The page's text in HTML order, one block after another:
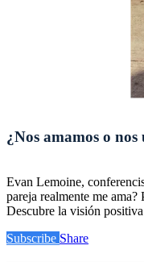
¿Nos amamos o
Evan Lemoine,
pareja realmente me
Descubre la visión
Subscribe Share